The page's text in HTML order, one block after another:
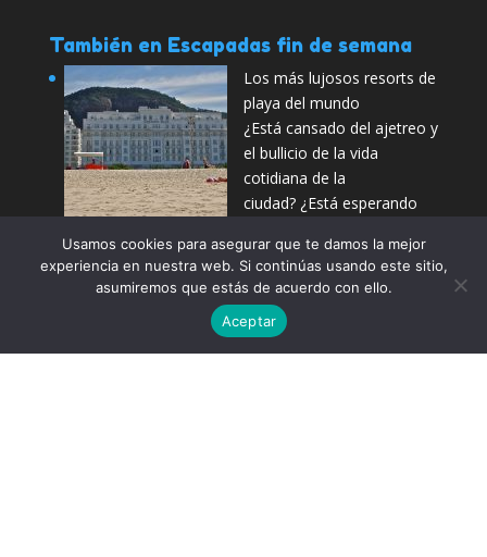
También en Escapadas fin de semana
Los más lujosos resorts de
playa del mundo
¿Está cansado del ajetreo y
el bullicio de la vida
cotidiana de la
ciudad? ¿Está esperando
donde usted …
Inspiración para tus viajes
Conoce Bali con KLM
Usamos cookies para asegurar que te damos la mejor
experiencia en nuestra web. Si continúas usando este sitio,
asumiremos que estás de acuerdo con ello.
Aceptar